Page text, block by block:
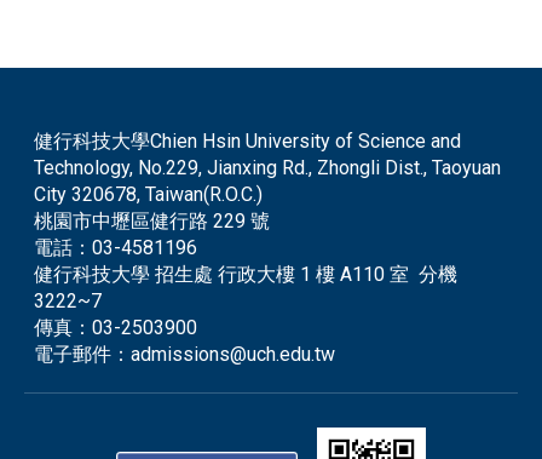
健行科技大學Chien Hsin University of Science and
Technology, No.229, Jianxing Rd., Zhongli Dist., Taoyuan
City 320678, Taiwan(R.O.C.)
桃園市中壢區健行路 229 號
電話：03-4581196
健行科技大學 招生處 行政大樓 1 樓 A110 室 分機
3222~7
傳真：03-2503900
電子郵件：admissions@uch.edu.tw